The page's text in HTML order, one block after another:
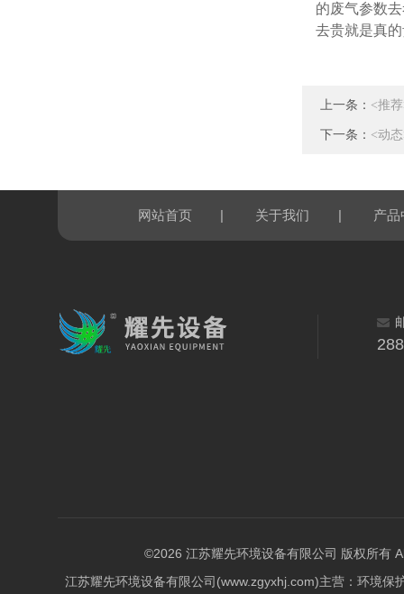
的废气参数
去贵就是真
上一条： <推
下一条： <动
网站首页 | 关于我们 | 产品
©2026 江苏耀先环境设备有限公司 版权所有
江苏耀先环境设备有限公司(www.zgyxhj.com)主营：环境